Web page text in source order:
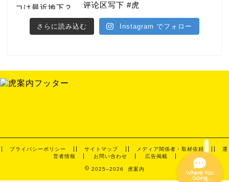
さらに読み込む Instagram でフォロー
プライバシーポリシー サイトマップ メディア関係者・取材依頼
運
営者情報
お問い合わせ 広告掲載
2025–2026 虎案内
Where You
Going
ホテル